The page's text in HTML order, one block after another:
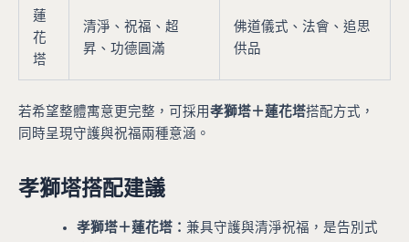
蓮
花
塔
清淨、祝福、超
昇、功德圓滿
佛道儀式、法會、追思
供品
若希望整體寓意更完整，可採用孝獅塔＋蓮花塔搭配方式，
同時呈現守護與祝福兩種意涵。
孝獅塔搭配建議
孝獅塔＋蓮花塔： 兼具守護與清淨祝福，是告別式